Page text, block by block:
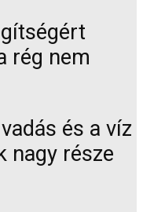
rég nem
és a víz
nagy része